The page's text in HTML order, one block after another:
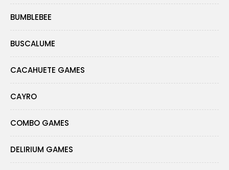
BUMBLEBEE
BUSCALUME
CACAHUETE GAMES
CAYRO
COMBO GAMES
DELIRIUM GAMES